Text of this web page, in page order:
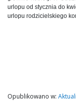
urlopu od stycznia do
urlopu rodzicielskiego
Opublikowano w: